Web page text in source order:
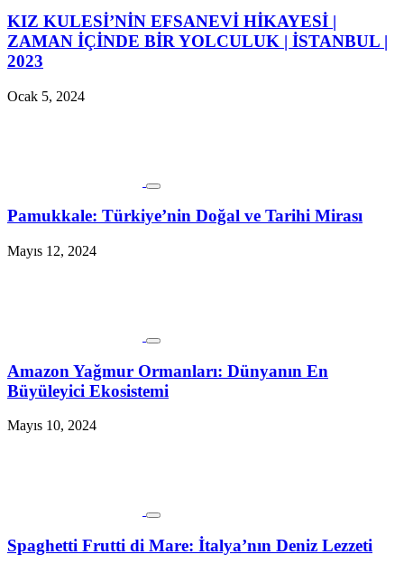
KIZ KULESİ’NİN EFSANEVİ HİKAYESİ |
ZAMAN İÇİNDE BİR YOLCULUK | İSTANBUL |
2023
Ocak 5, 2024
Pamukkale: Türkiye’nin Doğal ve Tarihi Mirası
Mayıs 12, 2024
Amazon Yağmur Ormanları: Dünyanın En
Büyüleyici Ekosistemi
Mayıs 10, 2024
Spaghetti Frutti di Mare: İtalya’nın Deniz Lezzeti